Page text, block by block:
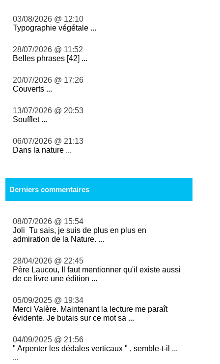
03/08/2026 @ 12:10
Typographie végétale ...
28/07/2026 @ 11:52
Belles phrases [42] ...
20/07/2026 @ 17:26
Couverts ...
13/07/2026 @ 20:53
Soufflet ...
06/07/2026 @ 21:13
Dans la nature ...
Derniers commentaires
08/07/2026 @ 15:54
Joli Tu sais, je suis de plus en plus en
admiration de la Nature. ...
28/04/2026 @ 22:45
Père Laucou, Il faut mentionner qu'il existe aussi
de ce livre une édition ...
05/09/2025 @ 19:34
Merci Valère. Maintenant la lecture me paraît
évidente. Je butais sur ce mot sa ...
04/09/2025 @ 21:56
" Arpenter les dédales verticaux " , semble-t-il ...
...